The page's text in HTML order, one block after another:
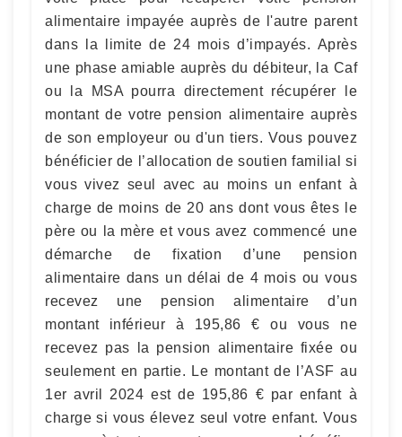
alimentaire impayée auprès de l'autre parent
dans la limite de 24 mois d’impayés. Après
une phase amiable auprès du débiteur, la Caf
ou la MSA pourra directement récupérer le
montant de votre pension alimentaire auprès
de son employeur ou d'un tiers. Vous pouvez
bénéficier de l’allocation de soutien familial si
vous vivez seul avec au moins un enfant à
charge de moins de 20 ans dont vous êtes le
père ou la mère et vous avez commencé une
démarche de fixation d’une pension
alimentaire dans un délai de 4 mois ou vous
recevez une pension alimentaire d’un
montant inférieur à 195,86 € ou vous ne
recevez pas la pension alimentaire fixée ou
seulement en partie. Le montant de l’ASF au
1er avril 2024 est de 195,86 € par enfant à
charge si vous élevez seul votre enfant. Vous